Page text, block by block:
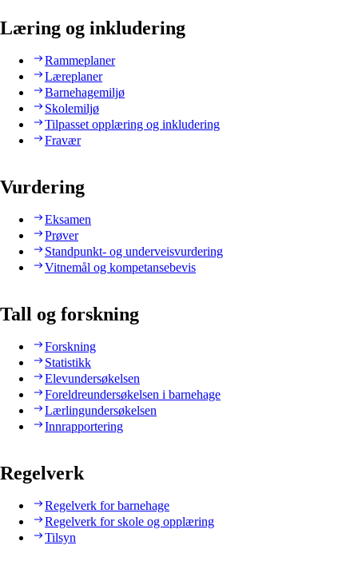
Læring og inkludering
Rammeplaner
Læreplaner
Barnehagemiljø
Skolemiljø
Tilpasset opplæring og inkludering
Fravær
Vurdering
Eksamen
Prøver
Standpunkt- og underveisvurdering
Vitnemål og kompetansebevis
Tall og forskning
Forskning
Statistikk
Elevundersøkelsen
Foreldreundersøkelsen i barnehage
Lærlingundersøkelsen
Innrapportering
Regelverk
Regelverk for barnehage
Regelverk for skole og opplæring
Tilsyn